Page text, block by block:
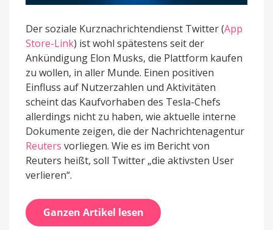
Der soziale Kurznachrichtendienst Twitter (App
Store-Link) ist wohl spätestens seit der
Ankündigung Elon Musks, die Plattform kaufen
zu wollen, in aller Munde. Einen positiven
Einfluss auf Nutzerzahlen und Aktivitäten
scheint das Kaufvorhaben des Tesla-Chefs
allerdings nicht zu haben, wie aktuelle interne
Dokumente zeigen, die der Nachrichtenagentur
Reuters vorliegen. Wie es im Bericht von
Reuters heißt, soll Twitter „die aktivsten User
verlieren“.
Ganzen Artikel lesen